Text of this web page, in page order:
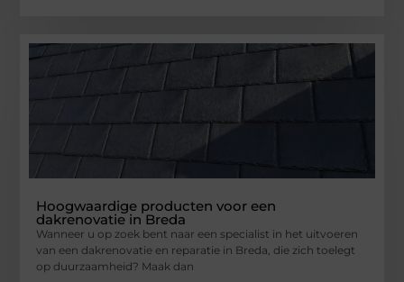
Hoogwaardige producten voor een
dakrenovatie in Breda
Wanneer u op zoek bent naar een specialist in het uitvoeren
van een dakrenovatie en reparatie in Breda, die zich toelegt
op duurzaamheid? Maak dan